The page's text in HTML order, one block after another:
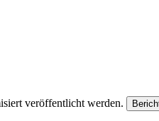
veröffentlicht werden.